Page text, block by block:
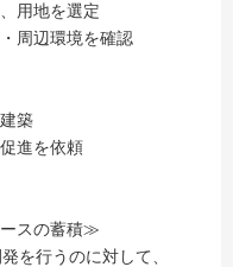
用地を選定
周辺環境を確認
築
進を依頼
スの蓄積≫
を行うのに対して、